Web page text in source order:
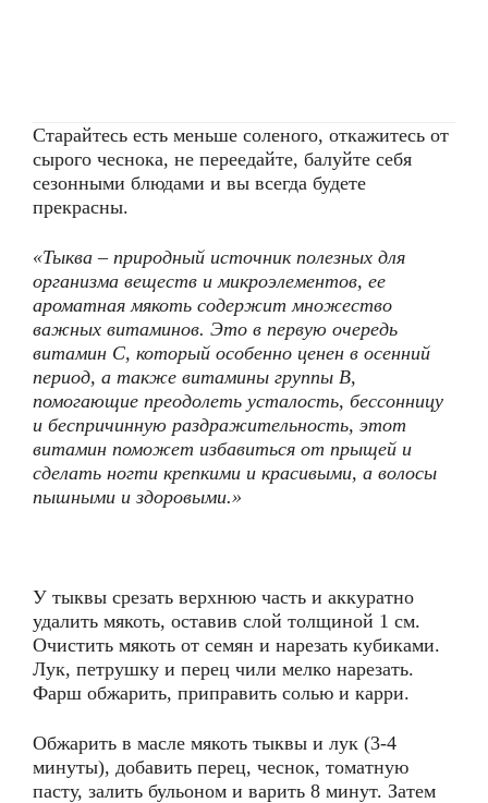
Старайтесь есть меньше соленого, откажитесь от
сырого чеснока, не переедайте, балуйте себя
сезонными блюдами и вы всегда будете
прекрасны.
«Тыква – природный источник полезных для
организма веществ и микроэлементов, ее
ароматная мякоть содержит множество
важных витаминов. Это в первую очередь
витамин С, который особенно ценен в осенний
период, а также витамины группы В,
помогающие преодолеть усталость, бессонницу
и беспричинную раздражительность, этот
витамин поможет избавиться от прыщей и
сделать ногти крепкими и красивыми, а волосы
пышными и здоровыми.»
У тыквы срезать верхнюю часть и аккуратно
удалить мякоть, оставив слой толщиной 1 см.
Очистить мякоть от семян и нарезать кубиками.
Лук, петрушку и перец чили мелко нарезать.
Фарш обжарить, приправить солью и карри.
Обжарить в масле мякоть тыквы и лук (3-4
минуты), добавить перец, чеснок, томатную
пасту, залить бульоном и варить 8 минут. Затем